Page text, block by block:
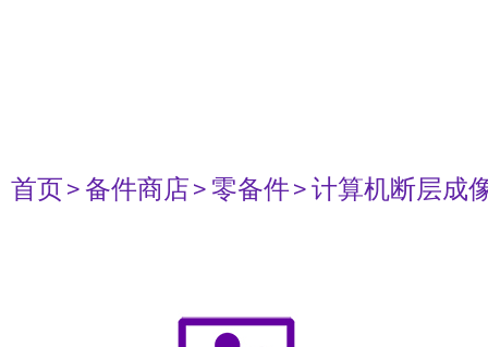
首页> 备件商店> 零备件> 计算机断层成